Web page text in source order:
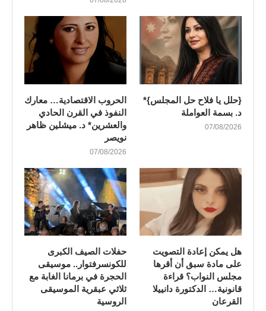
{حلل يا فلاح حل المجلس}*
د. بسمة العواملة
07/08/2026
الحروب الاقتصادية… معارك
النفوذ في القرن الحادي
والعشرين* د. ميشلين ظاهر
نويصر
07/08/2026
هل يمكن إعادة التصويت
على مادة سبق أن أقرها
مجلس النواب؟ قراءة
قانونية… الدكتورة دانييلا
القرعان
​حفلات الصيف الكبرى
للكونسرفتوار.. موسيقى
الحجرة في برمانا الغابة مع
ثلاثي عبقرية الموسيقى
الروسية